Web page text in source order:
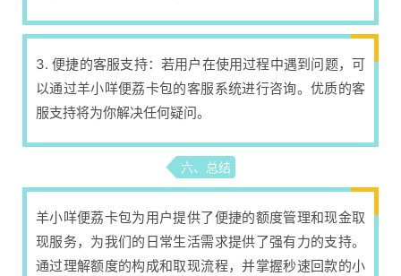
3. 便捷的客服支持：若用户在使用过程中遇到问题，可
以通过羊小咩便荔卡包的客服系统进行咨询。优质的客
服支持将为你解决任何疑问。
六、总结
羊小咩便荔卡包为用户提供了便捷的额度管理和现金取
现服务，为我们的日常生活需求提供了强有力的支持。
通过理解额度的构成和取现流程，并掌握秒速回款的小